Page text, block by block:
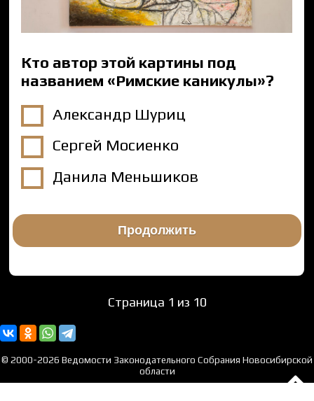
Кто автор этой картины под
названием «Римские каникулы»?
Александр Шуриц
Сергей Мосиенко
Данила Меньшиков
Страница 1 из 10
© 2000-2026 Ведомости Законодательного Собрания Новосибирской
области